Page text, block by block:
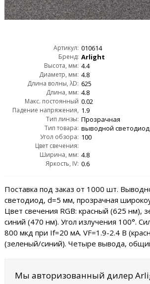
Артикул: 010614
Бренд: Arlight
Высота, мм: 4.4
Диаметр, мм: 4.8
Длина волны, λD: 625
Длина, мм: 4.8
Макс. постоянный
прямой ток, IF max:
0.02
Падение напряжения,
VF:
1.9
Тип линзы: Прозрачная
Тип товара: выводной светодиод
Угол обзора: 100
Цвет свечения:
red | красный 625 nm;green | зелёный 525
Ширина, мм: 4.8
Яркость, IV: 0.6
Поставка под заказ от 1000 шт.
светодиод, d=5 мм, прозрачная
Цвет свечения RGB: красный (625 нм),
синий (470 нм). Угол излучения 100°.
800 мкд при If=20 мА. VF=1.9-2.4 В
(зеленый/синий). Четыре вывода,
Мы авторизованный дилер